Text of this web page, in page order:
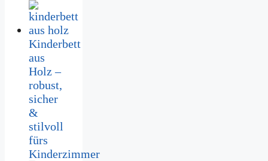
Kinderbett
aus
Holz –
robust,
sicher
&
stilvoll
fürs
Kinderzimmer